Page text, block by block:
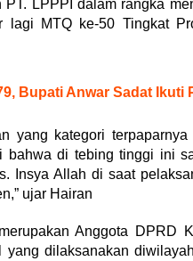
LPPPI dalam rangka
lagi MTQ ke-50 Tingkat
Bupati Anwar Sadat
yang kategori
bahwa di tebing tinggi ini
Insya Allah di saat
ujar Hairan
Anggota DPRD
yang dilaksanakan